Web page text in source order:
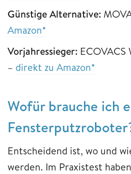
Günstige Alternative:
Amazon*
Vorjahressieger: ECOVACS
– direkt zu Amazon*
Wofür brauche ich
Entscheidend ist, wo und
werden. Im Praxistest